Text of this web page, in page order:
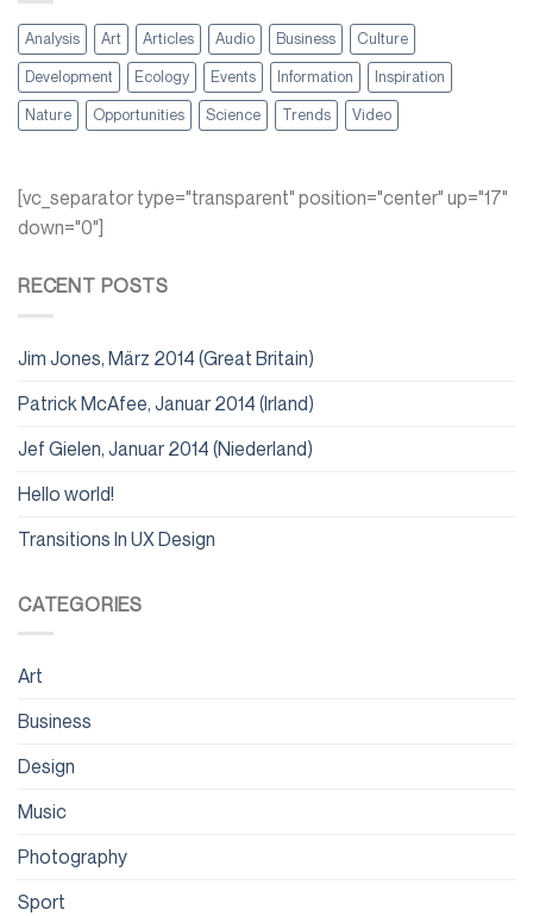
Analysis Art Articles Audio Business Culture
Development Ecology Events Information Inspiration
Nature Opportunities Science Trends Video
[vc_separator type="transparent" position="center" up="17"
down="0"]
RECENT POSTS
Jim Jones, März 2014 (Great Britain)
Patrick McAfee, Januar 2014 (Irland)
Jef Gielen, Januar 2014 (Niederland)
Hello world!
Transitions In UX Design
CATEGORIES
Art
Business
Design
Music
Photography
Sport